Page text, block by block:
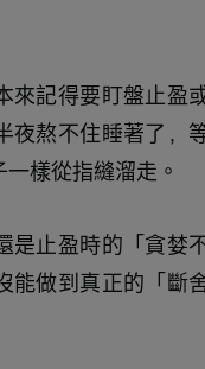
來記得要盯盤止盈
夜熬不住睡著了，
樣從指縫溜走。
是止盈時的「貪婪
能做到真正的「斷